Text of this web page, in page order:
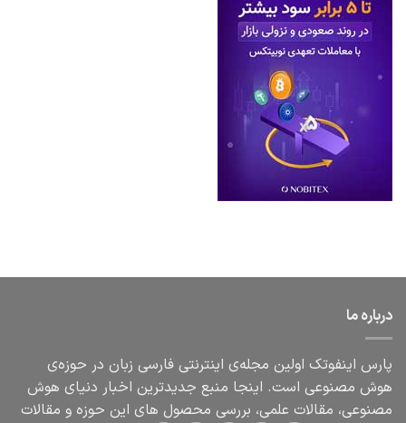
درباره ما
پارس اینفوتک اولین مجله‌ی اینترنتی فارسی زبان در حوزه‌ی
هوش مصنوعی است. اینجا منبع جدیدترین اخبار دنیای هوش
مصنوعی، مقالات علمی، بررسی محصول های این حوزه و مقالات